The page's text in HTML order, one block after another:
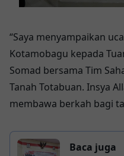
“Saya menyampaikan
Kotamobagu kepada
Somad bersama Tim
Tanah Totabuan. Insya
membawa berkah bagi
Baca juga